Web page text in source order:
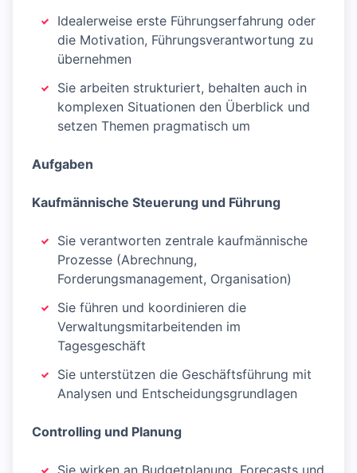
Idealerweise erste Führungserfahrung oder
die Motivation, Führungsverantwortung zu
übernehmen
Sie arbeiten strukturiert, behalten auch in
komplexen Situationen den Überblick und
setzen Themen pragmatisch um
Aufgaben
Kaufmännische Steuerung und Führung
Sie verantworten zentrale kaufmännische
Prozesse (Abrechnung,
Forderungsmanagement, Organisation)
Sie führen und koordinieren die
Verwaltungsmitarbeitenden im
Tagesgeschäft
Sie unterstützen die Geschäftsführung mit
Analysen und Entscheidungsgrundlagen
Controlling und Planung
Sie wirken an Budgetplanung, Forecasts und